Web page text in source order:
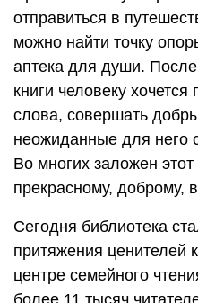
отправиться в
можно найти точку
аптека для души.
книги человеку
слова, совершать
неожиданные для него
Во многих заложен
прекрасному, доброму,
Сегодня библиотека
притяжения ценителей
центре семейного